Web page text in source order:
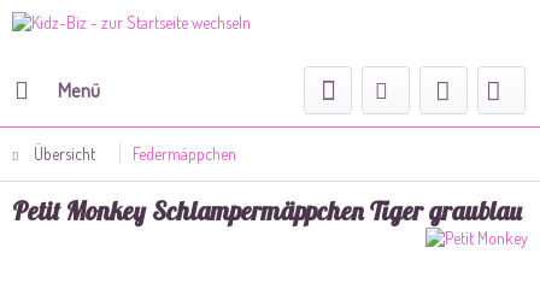
Menü
Übersicht Federmäppchen
Petit Monkey Schlampermäppchen Tiger graublau